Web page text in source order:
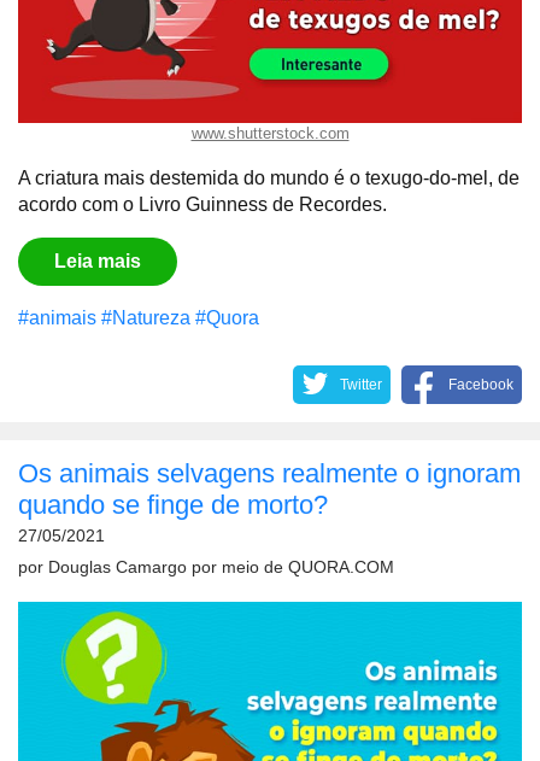
www.shutterstock.com
A criatura mais destemida do mundo é o texugo-do-mel, de
acordo com o Livro Guinness de Recordes.
Leia mais
#animais #Natureza #Quora
Twitter Facebook
Os animais selvagens realmente o ignoram
quando se finge de morto?
27/05/2021
por Douglas Camargo por meio de QUORA.COM